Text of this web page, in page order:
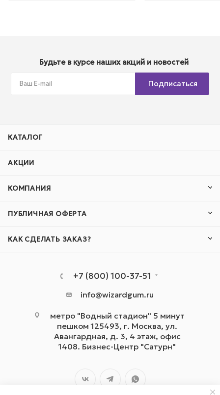
Будьте в курсе наших акций и новостей
Подписаться
КАТАЛОГ
АКЦИИ
КОМПАНИЯ
ПУБЛИЧНАЯ ОФЕРТА
КАК СДЕЛАТЬ ЗАКАЗ?
+7 (800) 100-37-51
info@wizardgum.ru
метро "Водный стадион" 5 минут
пешком 125493, г. Москва, ул.
Авангардная, д. 3, 4 этаж, офис
1408. Бизнес-Центр "Сатурн"